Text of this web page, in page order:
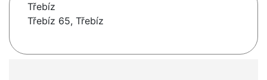
Třebíz
Třebíz 65, Třebíz